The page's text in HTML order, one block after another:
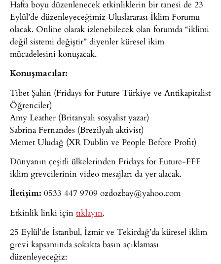
Hafta boyu düzenlenecek etkinliklerin bir tanesi de 23
Eylül’de düzenleyeceğimiz Uluslararası İklim Forumu
olacak. Online olarak izlenebilecek olan forumda “iklimi
değil sistemi değiştir” diyenler küresel ikim
mücadelesini konuşacak.
Konuşmacılar:
Tibet Şahin (Fridays for Future Türkiye ve Antikapitalist
Öğrenciler)
Amy Leather (Britanyalı sosyalist yazar)
Sabrina Fernandes (Brezilyalı aktivist)
Memet Uludağ (XR Dublin ve People Before Profit)
Dünyanın çeşitli ülkelerinden Fridays for Future-FFF
iklim grevcilerinin video mesajları da yer alacak.
İletişim: 0533 447 9709 ozdozbay@yahoo.com
Etkinlik linki için tıklayın.
25 Eylül’de İstanbul, İzmir ve Tekirdağ’da küresel iklim
grevi kapsamında sokakta basın açıklaması
düzenleyeceğiz: